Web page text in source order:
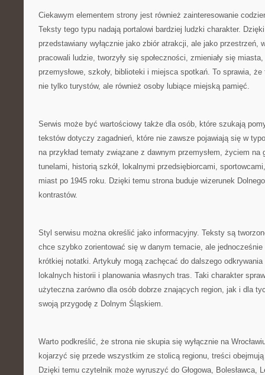
Ciekawym elementem strony jest również zainteresowanie
Teksty tego typu nadają portalowi bardziej ludzki charakter.
przedstawiany wyłącznie jako zbiór atrakcji, ale jako przestrzeń,
pracowali ludzie, tworzyły się społeczności, zmieniały się miasta,
przemysłowe, szkoły, biblioteki i miejsca spotkań. To sprawia,
nie tylko turystów, ale również osoby lubiące miejską pamięć.
Serwis może być wartościowy także dla osób, które szukają
tekstów dotyczy zagadnień, które nie zawsze pojawiają się w
na przykład tematy związane z dawnym przemysłem, życiem na
tunelami, historią szkół, lokalnymi przedsiębiorcami,
miast po 1945 roku. Dzięki temu strona buduje wizerunek
kontrastów.
Styl serwisu można określić jako informacyjny. Teksty są
chce szybko zorientować się w danym temacie, ale
krótkiej notatki. Artykuły mogą zachęcać do dalszego
lokalnych historii i planowania własnych tras. Taki charakter
użyteczna zarówno dla osób dobrze znających region, jak i dla
swoją przygodę z Dolnym Śląskiem.
Warto podkreślić, że strona nie skupia się wyłącznie na
kojarzyć się przede wszystkim ze stolicą regionu, treści
Dzięki temu czytelnik może wyruszyć do Głogowa, Bolesławca,